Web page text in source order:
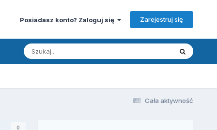
Posiadasz konto? Zaloguj się Zarejestruj się
Cała aktywność
0